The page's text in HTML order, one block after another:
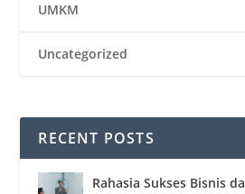
UMKM
Uncategorized
RECENT POSTS
Rahasia Sukses Bisnis